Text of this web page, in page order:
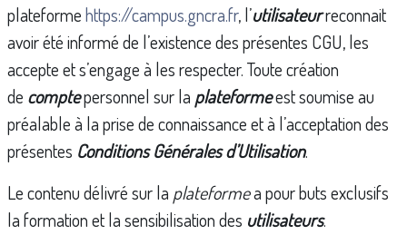
plateformehttps://campus.gncra.fr, l’utilisateurreconnait
avoir été informé de l’existence des présentes CGU, les
accepte et s’engage à les respecter. Toute création
de comptepersonnel sur la plateformeest soumise au
préalable à la prise de connaissance et à l’acceptation des
présentes Conditions Générales d’Utilisation.
Le contenu délivré sur la plateformea pour buts exclusifs
la formation et la sensibilisation des utilisateurs.